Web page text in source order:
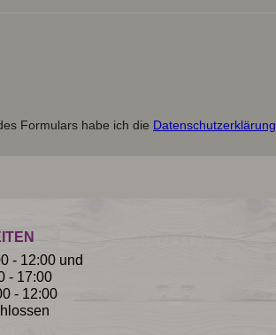
Formulars habe ich die Datenschutzerklärung
- 12:00 und
- 12:00